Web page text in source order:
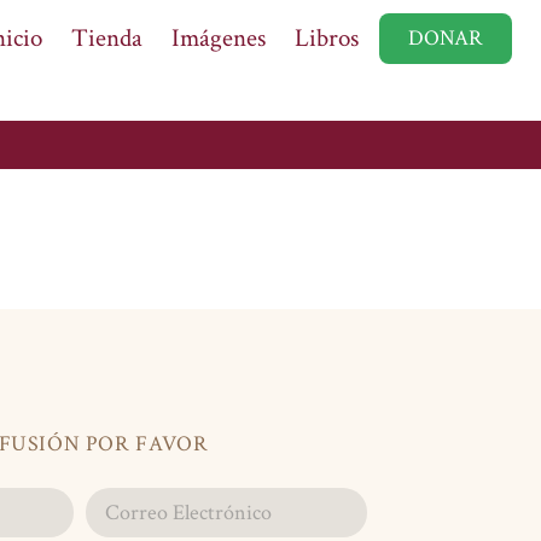
Tienda Imágenes Libros DONAR
POR FAVOR